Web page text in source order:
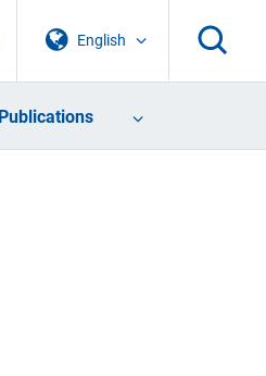
English
Publications